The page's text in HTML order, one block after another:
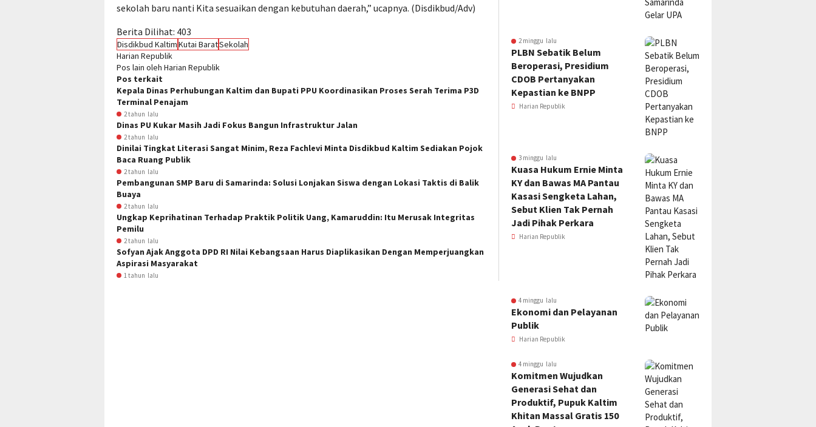
sekolah baru nanti Kita sesuaikan dengan kebutuhan daerah,” ucapnya. (Disdikbud/Adv)
Berita Dilihat: 403
Disdikbud KaltimKutai BaratSekolah
Harian Republik
Pos lain oleh Harian Republik
Pos terkait
Kepala Dinas Perhubungan Kaltim dan Bupati PPU Koordinasikan Proses Serah Terima P3D
Terminal Penajam
2 tahun lalu
Dinas PU Kukar Masih Jadi Fokus Bangun Infrastruktur Jalan
2 tahun lalu
Dinilai Tingkat Literasi Sangat Minim, Reza Fachlevi Minta Disdikbud Kaltim Sediakan Pojok
Baca Ruang Publik
2 tahun lalu
Pembangunan SMP Baru di Samarinda: Solusi Lonjakan Siswa dengan Lokasi Taktis di Balik
Buaya
2 tahun lalu
Ungkap Keprihatinan Terhadap Praktik Politik Uang, Kamaruddin: Itu Merusak Integritas
Pemilu
2 tahun lalu
Sofyan Ajak Anggota DPD RI Nilai Kebangsaan Harus Diaplikasikan Dengan Memperjuangkan
Aspirasi Masyarakat
1 tahun lalu
2 minggu lalu
PLBN Sebatik Belum
Beroperasi, Presidium
CDOB Pertanyakan
Kepastian ke BNPP
Harian Republik
3 minggu lalu
Kuasa Hukum Ernie Minta
KY dan Bawas MA Pantau
Kasasi Sengketa Lahan,
Sebut Klien Tak Pernah
Jadi Pihak Perkara
Harian Republik
4 minggu lalu
Ekonomi dan Pelayanan
Publik
Harian Republik
4 minggu lalu
Komitmen Wujudkan
Generasi Sehat dan
Produktif, Pupuk Kaltim
Khitan Massal Gratis 150